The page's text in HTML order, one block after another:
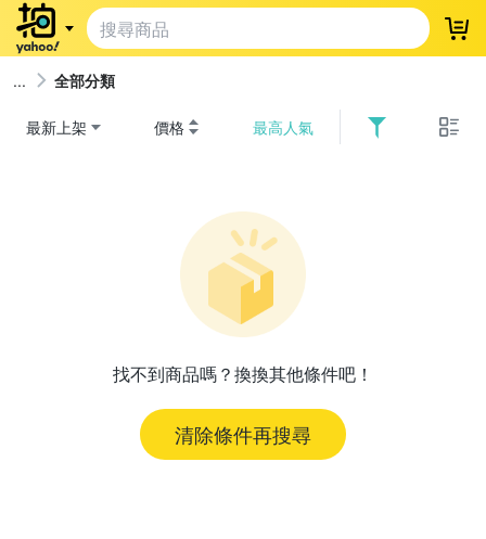
登
全部分類
最新上架 價格 最高人氣
找不到商品嗎？換換其他條件吧！
清除條件再搜尋